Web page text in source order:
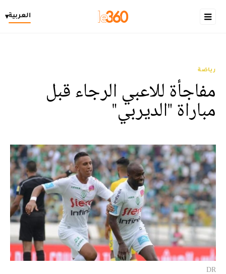
العربية▾
رياضة
مفاجأة للاعبي الرجاء قبل
مباراة "الديربي"
DR